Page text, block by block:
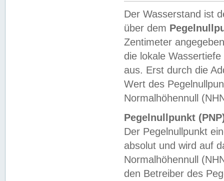
Der Wasserstand ist
über dem
Zentimeter
die lokale
aus. Erst durch die
Wert des
Normalhöhennull
Pegelnullpunkt
Der Pegelnullpunkt
absolut und wird auf
Normalhöhennull
den Betreiber des